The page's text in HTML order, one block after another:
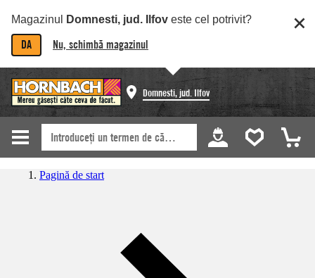
Magazinul Domnesti, jud. Ilfov este cel potrivit?
DA Nu, schimbă magazinul
Domnesti, jud. Ilfov
Pagină de start